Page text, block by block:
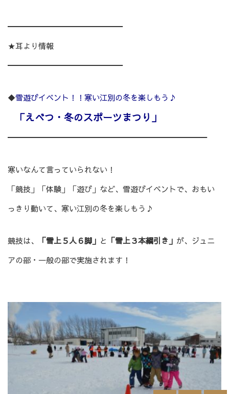
━━━━━━━━━━━━━━━
★耳より情報
━━━━━━━━━━━━━━━
◆雪遊びイベント！！寒い江別の冬を楽しもう♪
「えべつ・冬のスポーツまつり」
━━━━━━━━━━━━━━━━━━━━━━━━━━
寒いなんて言っていられない！
「競技」「体験」「遊び」など、雪遊びイベントで、おもい
っきり動いて、寒い江別の冬を楽しもう♪
競技は、 「雪上５人６脚」 と 「雪上３本綱引き」 が、ジュニ
アの部・一般の部で実施されます！